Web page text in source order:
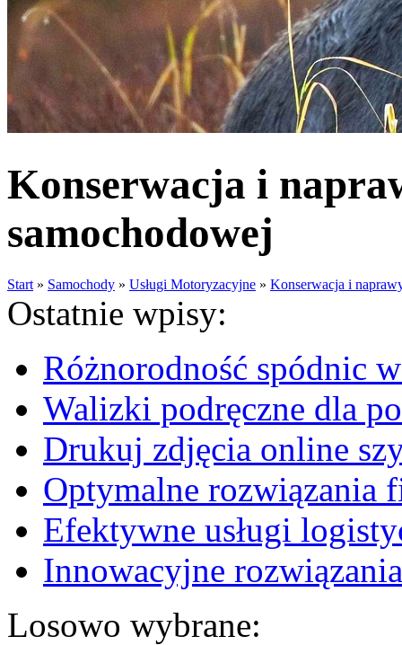
Konserwacja i
samochodowej
Start » Samochody » Usługi Motoryzacyjne » Konserwacja i
Ostatnie wpisy:
Różnorodność spódnic
Walizki podręczne dla
Drukuj zdjęcia online
Optymalne rozwiązania
Efektywne usługi
Innowacyjne
Losowo wybrane: